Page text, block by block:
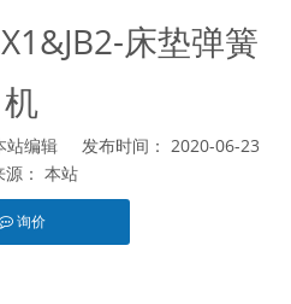
床垫弹簧
机
编辑 发布时间： 2020-06-23
： 本站
询价